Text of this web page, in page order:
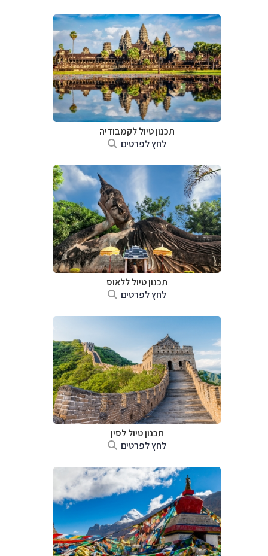
תכנון טיוללקמבודיה
לחץ לפרטים
תכנון טיולללאוס
לחץ לפרטים
תכנון טיוללסין
לחץ לפרטים